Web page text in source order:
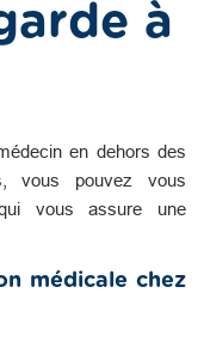
à
en dehors des
vous pouvez vous
vous assure une
médicale chez